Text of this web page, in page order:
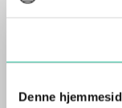
Denne